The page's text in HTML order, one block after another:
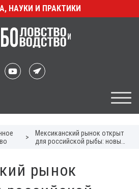
НАУКИ И ПРАКТИКИ
>
Мексиканский рынок открыт
для российской рыбы: новые
рынок